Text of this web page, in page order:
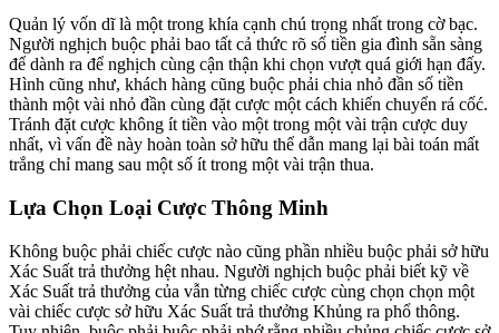
Quản lý vốn dĩ là một trong khía cạnh chú trọng nhất trong cờ bạc.
Người nghịch buộc phải bao tất cả thức rõ số tiền gia đình sẵn sàng
để dành ra để nghịch cùng cận thận khi chọn vượt quá giới hạn đấy.
Hình cũng như, khách hàng cũng buộc phải chia nhỏ đần số tiền
thành một vài nhỏ đần cùng đặt cược một cách khiến chuyển rá cốć.
Tránh đặt cược không ít tiền vào một trong một vài trận cược duy
nhất, vì vấn đề này hoàn toàn sở hữu thể dẫn mang lại bài toán mất
trắng chỉ mang sau một số ít trong một vài trận thua.
Lựa Chọn Loại Cược Thông Minh
Không buộc phải chiếc cược nào cũng phần nhiều buộc phải sở hữu
Xác Suất trả thưởng hệt nhau. Người nghịch buộc phải biết kỹ về
Xác Suất trả thưởng của vẫn từng chiếc cược cùng chọn chọn một
vài chiếc cược sở hữu Xác Suất trả thưởng Khủng ra phổ thông.